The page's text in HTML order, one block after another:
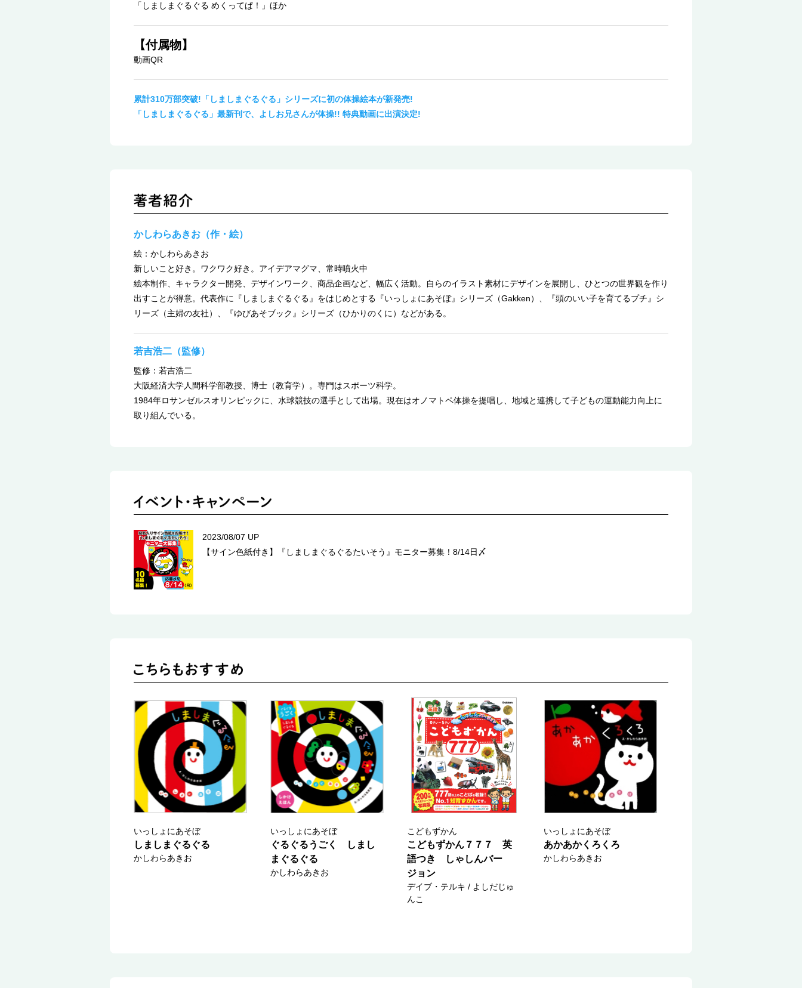
「しましまぐるぐる めくってぱ！」ほか
【付属物】
動画QR
累計310万部突破!「しましまぐるぐる」シリーズに初の体操絵本が新発売!
「しましまぐるぐる」最新刊で、よしお兄さんが体操!! 特典動画に出演決定!
かしわらあきお（作・絵）
絵：かしわらあきお
新しいこと好き。ワクワク好き。アイデアマグマ、常時噴火中
絵本制作、キャラクター開発、デザインワーク、商品企画など、幅広く活動。自らのイラスト素材にデザインを展開し、ひとつの世界観を作り
出すことが得意。代表作に『しましまぐるぐる』をはじめとする『いっしょにあそぼ』シリーズ（Gakken）、『頭のいい子を育てるプチ』シ
リーズ（主婦の友社）、『ゆびあそブック』シリーズ（ひかりのくに）などがある。
若吉浩二（監修）
監修：若吉浩二
大阪経済大学人間科学部教授、博士（教育学）。専門はスポーツ科学。
1984年ロサンゼルスオリンピックに、水球競技の選手として出場。現在はオノマトペ体操を提唱し、地域と連携して子どもの運動能力向上に
取り組んでいる。
2023/08/07 UP
【サイン色紙付き】『しましまぐるぐるたいそう』モニター募集！8/14日〆
いっしょにあそぼ
しましまぐるぐる
かしわらあきお
いっしょにあそぼ
ぐるぐるうごく しまし
まぐるぐる
かしわらあきお
こどもずかん
こどもずかん７７７ 英
語つき しゃしんバー
ジョン
デイブ・テルキ / よしだじゅ
んこ
いっしょにあそぼ
あかあかくろくろ
かしわらあきお